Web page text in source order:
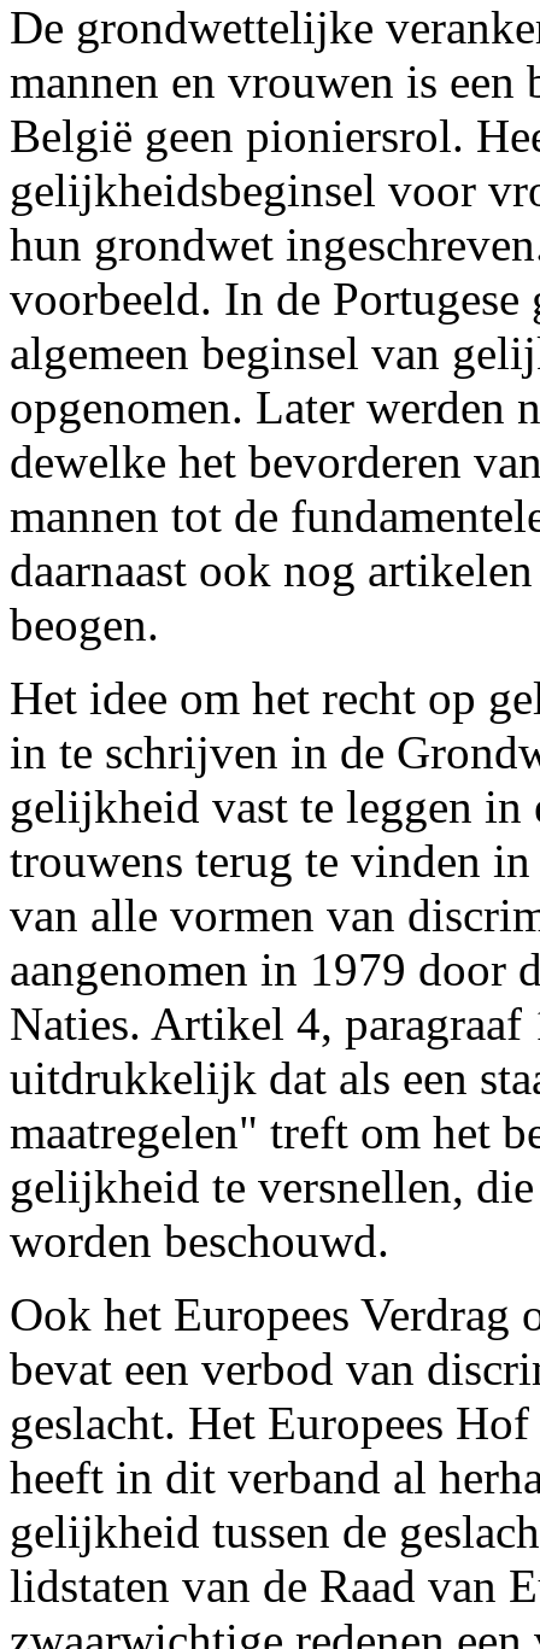
De grondwettelijke
mannen en vrouwen is een
België geen pioniersrol.
gelijkheidsbeginsel voor
hun grondwet
voorbeeld. In de
algemeen beginsel van
opgenomen. Later werden
dewelke het bevorderen
mannen tot de
daarnaast ook nog
beogen.
Het idee om het recht op
in te schrijven in de
gelijkheid vast te leggen in
trouwens terug te vinden
van alle vormen van
aangenomen in 1979 door
Naties. Artikel 4,
uitdrukkelijk dat als een
maatregelen" treft om het
gelijkheid te versnellen,
worden beschouwd.
Ook het Europees Verdrag
bevat een verbod van
geslacht. Het Europees
heeft in dit verband al
gelijkheid tussen de
lidstaten van de Raad van